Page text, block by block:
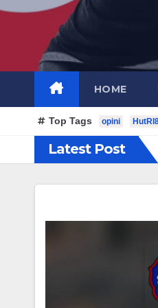
HOME
Top Tags opini
Latest Post
SMAN 1